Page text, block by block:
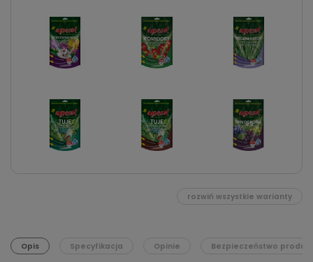
rozwiń wszystkie warianty
Opis Specyfikacja Opinie Bezpieczeństwo